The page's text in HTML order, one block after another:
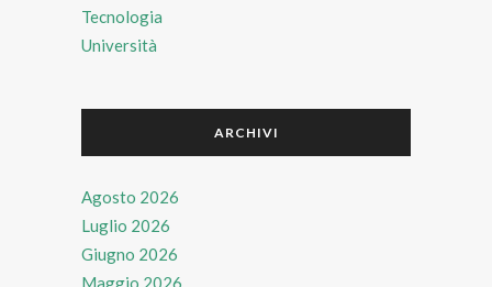
Tecnologia
Università
ARCHIVI
Agosto 2026
Luglio 2026
Giugno 2026
Maggio 2026